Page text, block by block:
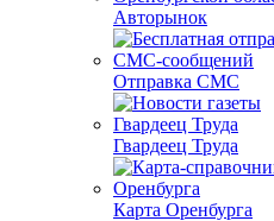
Авторынок
Отправка СМС
Гвардеец Труда
Карта Оренбурга